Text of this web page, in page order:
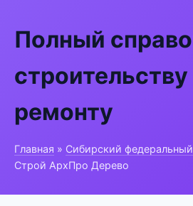
Полный
строительству
ремонту
Главная » Сибирский
Строй АрхПро Дерево